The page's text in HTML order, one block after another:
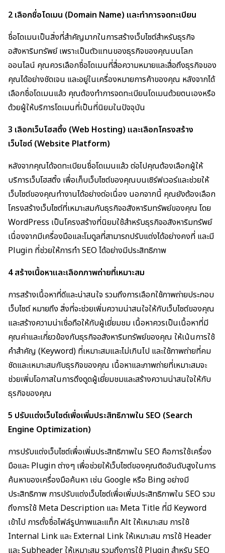
2 เลือกชื่อโดเมน (Domain Name) และทำการจดทะเบียน
ชื่อโดเมนเป็นสิ่งที่สำคัญมากในการสร้างเว็บไซต์สำหรับธุรกิจ
อสังหาริมทรัพย์ เพราะเป็นตัวแทนของธุรกิจของคุณบนโลก
ออนไลน์ คุณควรเลือกชื่อโดเมนที่สื่อความหมายและสื่อถึงธุรกิจของ
คุณได้อย่างชัดเจน และอยู่ในเครื่องหมายการค้าของคุณ หลังจากได้
เลือกชื่อโดเมนแล้ว คุณต้องทำการจดทะเบียนโดเมนด้วยตนเองหรือ
ด้วยผู้ให้บริการโดเมนที่เป็นที่นิยมในปัจจุบัน
3 เลือกเว็บโฮสติ้ง (Web Hosting) และเลือกโครงสร้าง
เว็บไซต์ (Website Platform)
หลังจากคุณได้จดทะเบียนชื่อโดเมนแล้ว ต่อไปคุณต้องเลือกผู้ให้
บริการเว็บโฮสติ้ง เพื่อเก็บเว็บไซต์ของคุณบนเซิร์ฟเวอร์และช่วยให้
เว็บไซต์ของคุณทำงานได้อย่างต่อเนื่อง นอกจากนี้ คุณยังต้องเลือก
โครงสร้างเว็บไซต์ที่เหมาะสมกับธุรกิจอสังหาริมทรัพย์ของคุณ โดย
WordPress เป็นโครงสร้างที่นิยมใช้สำหรับธุรกิจอสังหาริมทรัพย์
เนื่องจากมีเครื่องมือและโมดูลที่สามารถปรับแต่งได้อย่างคงที่ และมี
Plugin ที่ช่วยให้การทำ SEO ได้อย่างมีประสิทธิภาพ
4 สร้างเนื้อหาและเลือกภาพถ่ายที่เหมาะสม
การสร้างเนื้อหาที่ดีและน่าสนใจ รวมถึงการเลือกใช้ภาพถ่ายประกอบ
เว็บไซต์ หมายถึง สิ่งที่จะช่วยเพิ่มความน่าสนใจให้กับเว็บไซต์ของคุณ
และสร้างความน่าเชื่อถือให้กับผู้เยี่ยมชม เนื้อหาควรเป็นเนื้อหาที่มี
คุณค่าและเกี่ยวข้องกับธุรกิจอสังหาริมทรัพย์ของคุณ ให้เน้นการใช้
คำสำคัญ (Keyword) ที่เหมาะสมและไม่เกินไป และใช้ภาพถ่ายที่คม
ชัดและเหมาะสมกับธุรกิจของคุณ เนื้อหาและภาพถ่ายที่เหมาะสมจะ
ช่วยเพิ่มโอกาสในการดึงดูดผู้เยี่ยมชมและสร้างความน่าสนใจให้กับ
ธุรกิจของคุณ
5 ปรับแต่งเว็บไซต์เพื่อเพิ่มประสิทธิภาพใน SEO (Search
Engine Optimization)
การปรับแต่งเว็บไซต์เพื่อเพิ่มประสิทธิภาพใน SEO คือการใช้เครื่อง
มือและ Plugin ต่างๆ เพื่อช่วยให้เว็บไซต์ของคุณติดอันดับสูงในการ
ค้นหาของเครื่องมือค้นหา เช่น Google หรือ Bing อย่างมี
ประสิทธิภาพ การปรับแต่งเว็บไซต์เพื่อเพิ่มประสิทธิภาพใน SEO รวม
ถึงการใช้ Meta Description และ Meta Title ที่มี Keyword
เข้าไป การตั้งชื่อไฟล์รูปภาพและแท็ก Alt ให้เหมาะสม การใช้
Internal Link และ External Link ให้เหมาะสม การใช้ Header